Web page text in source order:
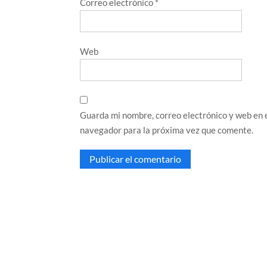
Correo electrónico *
Web
Guarda mi nombre, correo electrónico y web en
navegador para la próxima vez que comente.